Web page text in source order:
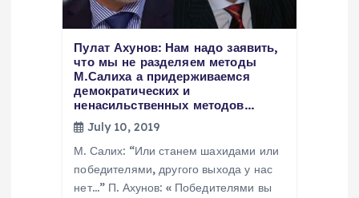
Пулат Ахунов: Нам надо заявить,
что мы не разделяем методы
М.Салиха а придерживаемся
демократических и
ненасильственных методов…
July 10, 2019
М. Салих: “Или станем шахидами или
победителями, другого выхода у нас
нет…” П. Ахунов: « Победителями вы